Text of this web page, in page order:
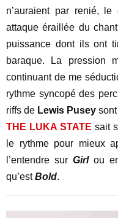
n’auraient par renié,
attaque éraillée du
puissance dont ils ont
baraque. La pression
continuant de me
rythme syncopé des
riffs de Lewis Pusey
THE LUKA STATE sait
le rythme pour mieux
l’entendre sur Girlou
qu’estBold.